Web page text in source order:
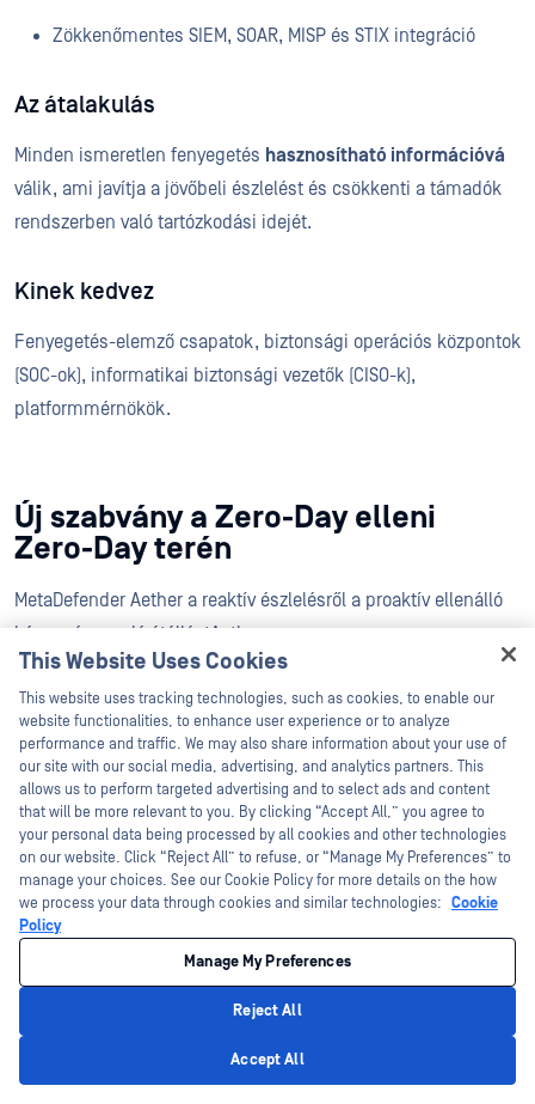
Zökkenőmentes SIEM, SOAR, MISP és STIX integráció
Az átalakulás
Minden ismeretlen fenyegetés hasznosítható információvá
válik, ami javítja a jövőbeli észlelést és csökkenti a támadók
rendszerben való tartózkodási idejét.
Kinek kedvez
Fenyegetés-elemző csapatok, biztonsági operációs központok
(SOC-ok), informatikai biztonsági vezetők (CISO-k),
platformmérnökök.
Új szabvány a Zero-Day elleni
Zero-Day terén
MetaDefender Aether a reaktív észlelésről a proaktív ellenálló
képességre való átállástAether .
Aether bevezető szervezetek a következő előnyöket Aether :
Kategóriájában a legjobb fájl-elemzési eredmények
(akár 99,9%-os zero-day hatékonyság)
Gyors fájlfeldolgozás(akár 20-szor gyorsabb, mint a
hagyományos sandboxok)
Hatalmas fájlmennyiség kezelése a
hálózati
A SOC-terhelés csökkentéseegyetlen, megbízható
A modern szabályozásoknak valómegfelelés
This Website Uses Cookies
This website uses tracking technologies, such as cookies, to enable our
website functionalities, to enhance user experience or to analyze
performance and traffic. We may also share information about your use of
our site with our social media, advertising, and analytics partners. This
allows us to perform targeted advertising and to select ads and content
that will be more relevant to you. By clicking “Accept All,” you agree to
your personal data being processed by all cookies and other technologies
on our website. Click “Reject All” to refuse, or “Manage My Preferences” to
manage your choices. See our Cookie Policy for more details on the how
we process your data through cookies and similar technologies: Cookie
Policy
Manage My Preferences
Reject All
Accept All
Hey there!
I'm Ozzy, your OPSWAT virtual assistant.
How can I help you secure what's critical
today?